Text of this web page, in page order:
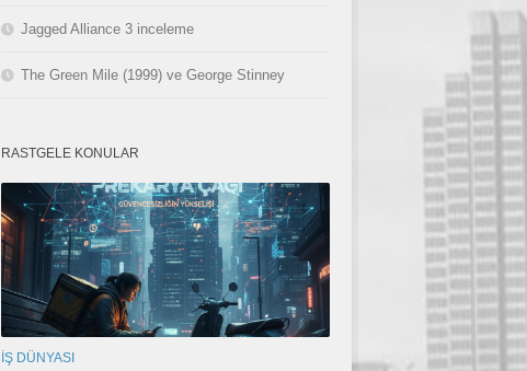
Jagged Alliance 3 inceleme
The Green Mile (1999) ve George Stinney
RASTGELE KONULAR
İŞ DÜNYASI